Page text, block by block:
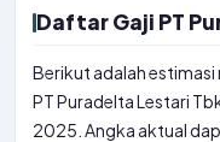
Daftar Gaji PT
Berikut adalah
PT Puradelta Lestari
2025. Angka aktual